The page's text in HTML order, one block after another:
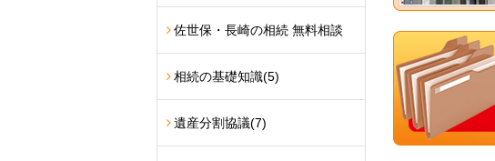
佐世保・長崎の相続 無料相談
相続の基礎知識(5)
遺産分割協議(7)